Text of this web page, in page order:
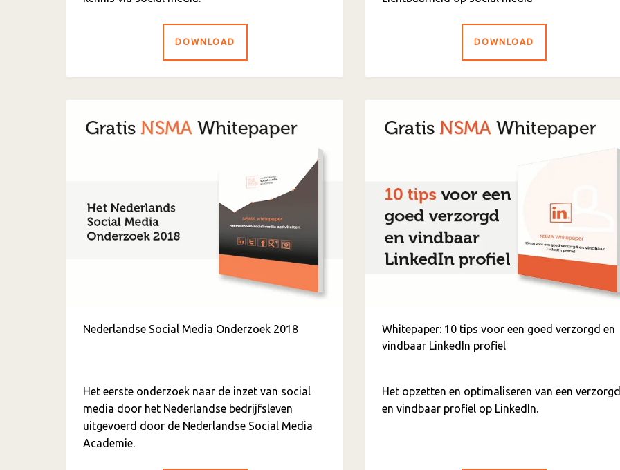
DOWNLOAD DOWNLOAD
Nederlandse Social Media Onderzoek 2018
Het eerste onderzoek naar de inzet van social
media door het Nederlandse bedrijfsleven
uitgevoerd door de Nederlandse Social Media
Academie.
Whitepaper: 10 tips voor een goed verzorgd en
vindbaar LinkedIn profiel
Het opzetten en optimaliseren van een verzorgd
en vindbaar profiel op LinkedIn.